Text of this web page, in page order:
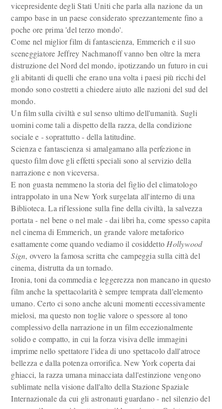
vicepresidente degli Stati Uniti che parla alla nazione da un
campo base in un paese considerato sprezzantemente fino a
poche ore prima 'del terzo mondo'.
Come nel miglior film di fantascienza, Emmerich e il suo
sceneggiatore Jeffrey Nachmanoff vanno ben oltre la mera
distruzione del Nord del mondo, ipotizzando un futuro in cui
gli abitanti di quelli che erano una volta i paesi più ricchi del
mondo sono costretti a chiedere aiuto alle nazioni del sud del
mondo.
Un film sulla civiltà e sul senso ultimo dell'umanità. Sugli
uomini come tali a dispetto della razza, della condizione
sociale e - soprattutto - della latitudine.
Scienza e fantascienza si amalgamano alla perfezione in
questo film dove gli effetti speciali sono al servizio della
narrazione e non viceversa.
E non guasta nemmeno la storia del figlio del climatologo
intrappolato in una New York surgelata all'interno di una
Biblioteca. La riflessione sulla fine della civiltà, la salvezza
portata - nel bene o nel male - dai libri ha, come spesso capita
nel cinema di Emmerich, un grande valore metaforico
esattamente come quando vediamo il cosiddetto Hollywood
Sign, ovvero la famosa scritta che campeggia sulla città del
cinema, distrutta da un tornado.
Ironia, toni da commedia e leggerezza non mancano in questo
film anche la spettacolarità è sempre temprata dall'elemento
umano. Certo ci sono anche alcuni momenti eccessivamente
mielosi, ma questo non toglie valore o spessore al tono
complessivo della narrazione in un film eccezionalmente
solido e compatto, in cui la forza visiva delle immagini
imprime nello spettatore l'idea di uno spettacolo dall'atroce
bellezza e dalla potenza orrorifica. New York coperta dai
ghiacci, la razza umana minacciata dall'estinzione vengono
sublimate nella visione dall'alto della Stazione Spaziale
Internazionale da cui gli astronauti guardano - nel silenzio del